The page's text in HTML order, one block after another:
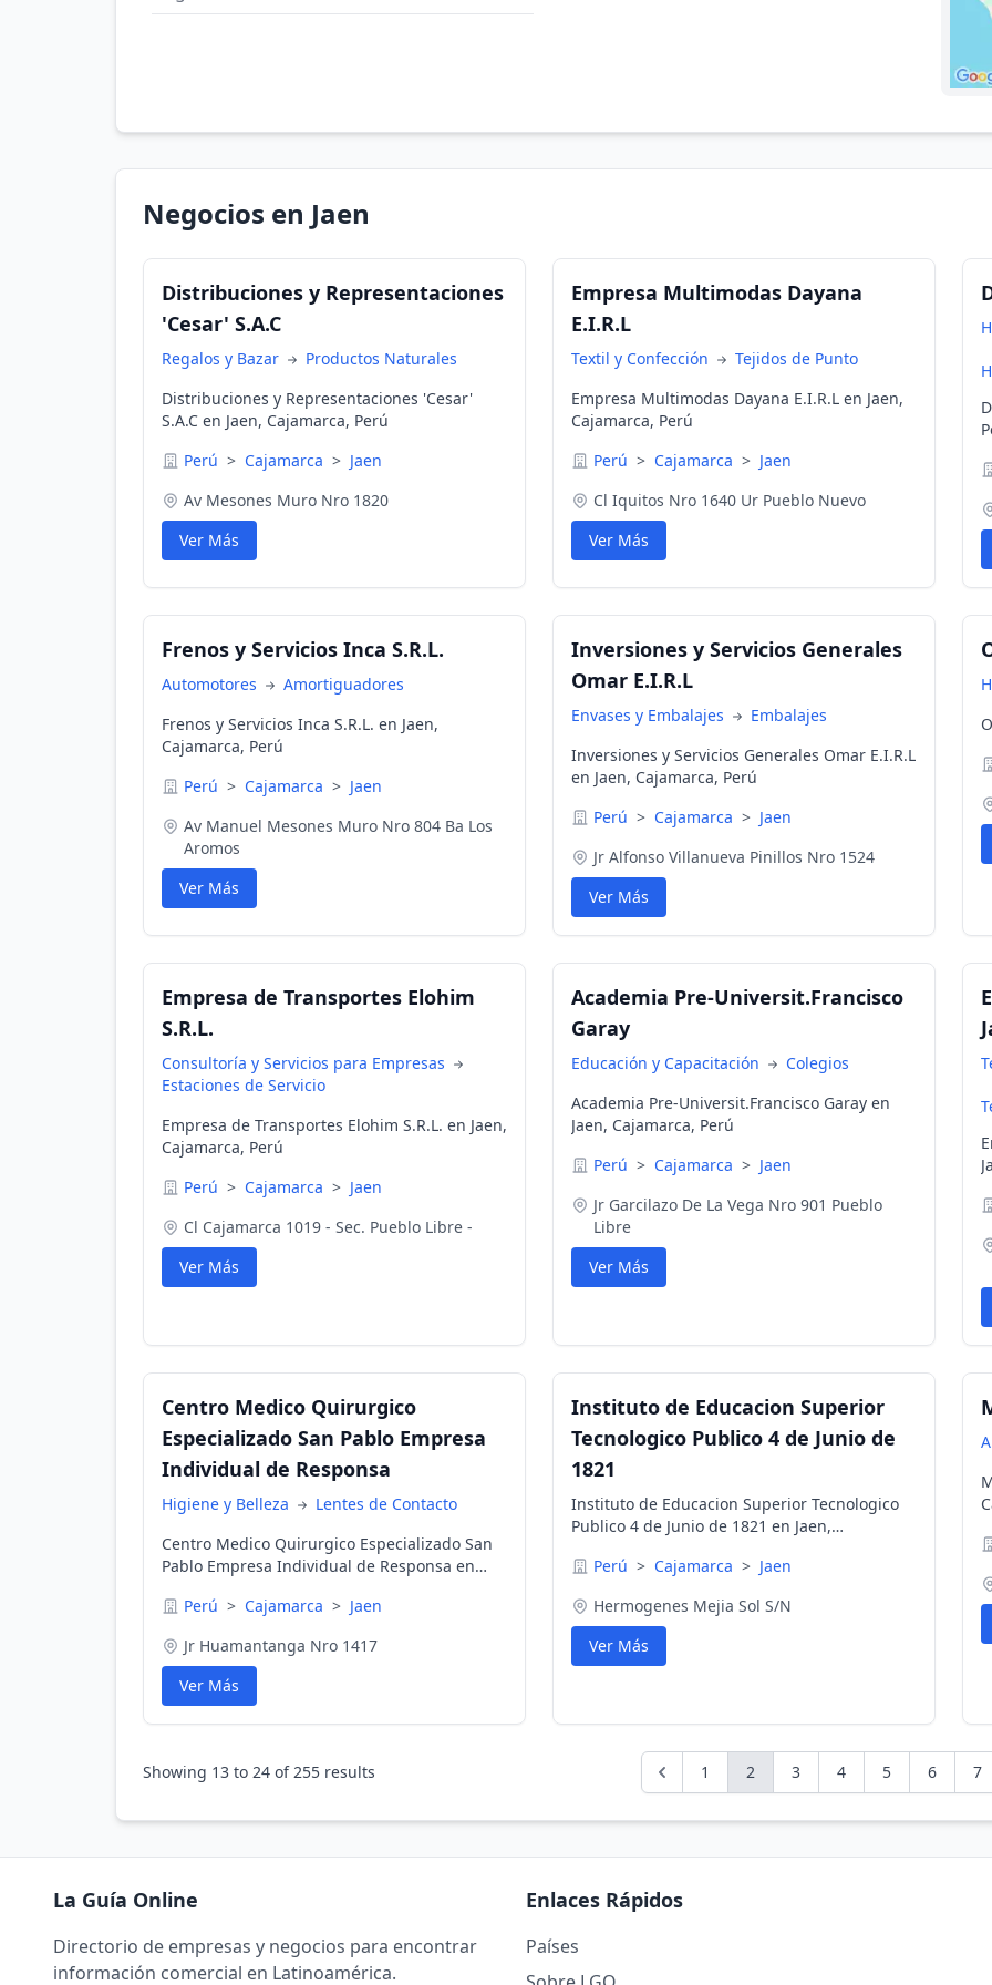
Negocios en Jaen
Distribuciones y Representaciones
'Cesar' S.A.C
Regalos y Bazar
Productos Naturales
Distribuciones y Representaciones 'Cesar'
S.A.C en Jaen, Cajamarca, Perú
Perú > Cajamarca > Jaen
Av Mesones Muro Nro 1820
Ver Más
Empresa Multimodas Dayana
E.I.R.L
Textil y Confección
Tejidos de Punto
Empresa Multimodas Dayana E.I.R.L en Jaen,
Cajamarca, Perú
Perú > Cajamarca > Jaen
Cl Iquitos Nro 1640 Ur Pueblo Nuevo
Ver Más
Frenos y Servicios Inca S.R.L.
Automotores
Amortiguadores
Frenos y Servicios Inca S.R.L. en Jaen,
Cajamarca, Perú
Perú > Cajamarca > Jaen
Av Manuel Mesones Muro Nro 804 Ba Los
Aromos
Ver Más
Inversiones y Servicios Generales
Omar E.I.R.L
Envases y Embalajes
Embalajes
Inversiones y Servicios Generales Omar E.I.R.L
en Jaen, Cajamarca, Perú
Perú > Cajamarca > Jaen
Jr Alfonso Villanueva Pinillos Nro 1524
Ver Más
Empresa de Transportes Elohim
S.R.L.
Consultoría y Servicios para Empresas
Estaciones de Servicio
Empresa de Transportes Elohim S.R.L. en Jaen,
Cajamarca, Perú
Perú > Cajamarca > Jaen
Cl Cajamarca 1019 - Sec. Pueblo Libre -
Ver Más
Academia Pre-Universit.Francisco
Garay
Educación y Capacitación
Colegios
Academia Pre-Universit.Francisco Garay en
Jaen, Cajamarca, Perú
Perú > Cajamarca > Jaen
Jr Garcilazo De La Vega Nro 901 Pueblo
Libre
Ver Más
Centro Medico Quirurgico
Especializado San Pablo Empresa
Individual de Responsa
Higiene y Belleza
Lentes de Contacto
Centro Medico Quirurgico Especializado San
Pablo Empresa Individual de Responsa en
Perú > Cajamarca > Jaen
Jr Huamantanga Nro 1417
Ver Más
Instituto de Educacion Superior
Tecnologico Publico 4 de Junio de
1821
Instituto de Educacion Superior Tecnologico
Publico 4 de Junio de 1821 en Jaen,
Perú > Cajamarca > Jaen
Hermogenes Mejia Sol S/N
Ver Más
Showing 13 to 24 of 255 results 1 2 3 4 5 6 7
La Guía Online
Directorio de empresas y negocios para encontrar
información comercial en Latinoamérica.
Enlaces Rápidos
Países